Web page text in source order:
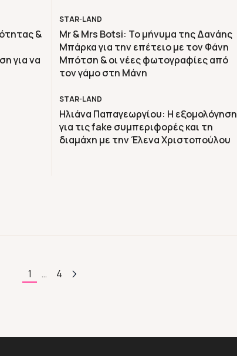
&
για να
STAR-LAND
Mr & Mrs Botsi: To μήνυμα της Δανάης
Μπάρκα για την επέτειο με τον Φάνη
Μπότση & οι νέες φωτογραφίες από
τον γάμο στη Μάνη
STAR-LAND
Ηλιάνα Παπαγεωργίου: Η εξομολόγηση
για τις fake συμπεριφορές και τη
διαμάχη με την Έλενα Χριστοπούλου
1 … 4